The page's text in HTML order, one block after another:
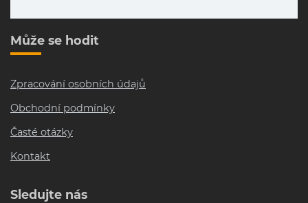
Může se hodit
Zpracování osobních údajů
Obchodní podmínky
Časté otázky
Kontakt
Sledujte nás